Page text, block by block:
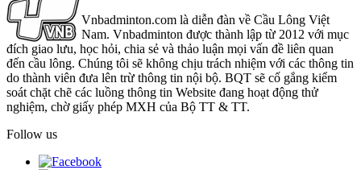
Vnbadminton.com là diễn đàn về Cầu Lông Việt
Nam. Vnbadminton được thành lập từ 2012 với mục
đích giao lưu, học hỏi, chia sẻ và thảo luận mọi vấn đề liên quan
đến cầu lông. Chúng tôi sẽ không chịu trách nhiệm với các thông tin
do thành viên đưa lên trừ thông tin nội bộ. BQT sẽ cố gắng kiểm
soát chặt chẽ các luồng thông tin Website đang hoạt động thử
nghiệm, chờ giấy phép MXH của Bộ TT & TT.
Follow us